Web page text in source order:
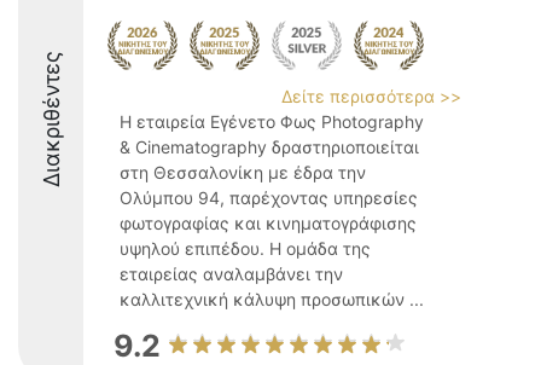
Διακριθέντες
Δείτε περισσότερα >>
Η εταιρεία Εγένετο Φως Photography
& Cinematography δραστηριοποιείται
στη Θεσσαλονίκη με έδρα την
Ολύμπου 94, παρέχοντας υπηρεσίες
φωτογραφίας και κινηματογράφισης
υψηλού επιπέδου. Η ομάδα της
εταιρείας αναλαμβάνει την
καλλιτεχνική κάλυψη προσωπικών ...
9.2